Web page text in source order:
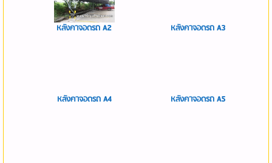
หลังคาจอดรถ A2 หลังคาจอดรถ A3
หลังคาจอดรถ A4 หลังคาจอดรถ A5